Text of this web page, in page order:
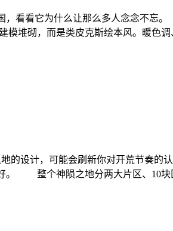
国，看看它为什么让那么多人念念
砌，而是类皮克斯绘本风。暖色调
的设计，可能会刷新你对开荒节奏
。 整个神陨之地分两大片区、10块